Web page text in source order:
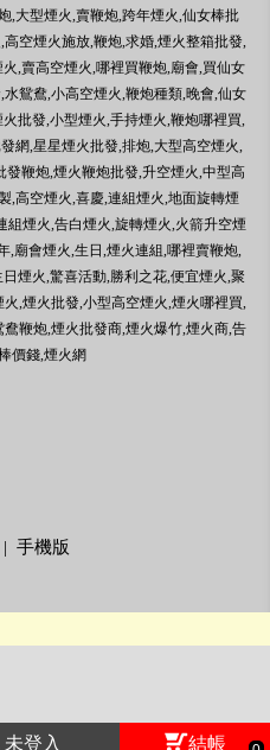
未登入 結帳
,大型煙火,賣鞭炮,跨年煙火,仙女棒批
空煙火施放,鞭炮,求婚,煙火整箱批發,
,賣高空煙火,哪裡買鞭炮,廟會,買仙女
鴛鴦,小高空煙火,鞭炮種類,晚會,仙女
批發,小型煙火,手持煙火,鞭炮哪裡買,
網,星星煙火批發,排炮,大型高空煙火,
鞭炮,煙火鞭炮批發,升空煙火,中型高
,高空煙火,喜慶,連組煙火,地面旋轉煙
組煙火,告白煙火,旋轉煙火,火箭升空煙
,廟會煙火,生日,煙火連組,哪裡賣鞭炮,
煙火,驚喜活動,勝利之花,便宜煙火,聚
,煙火批發,小型高空煙火,煙火哪裡買,
鞭炮,煙火批發商,煙火爆竹,煙火商,告
價錢,煙火網
| 手機版